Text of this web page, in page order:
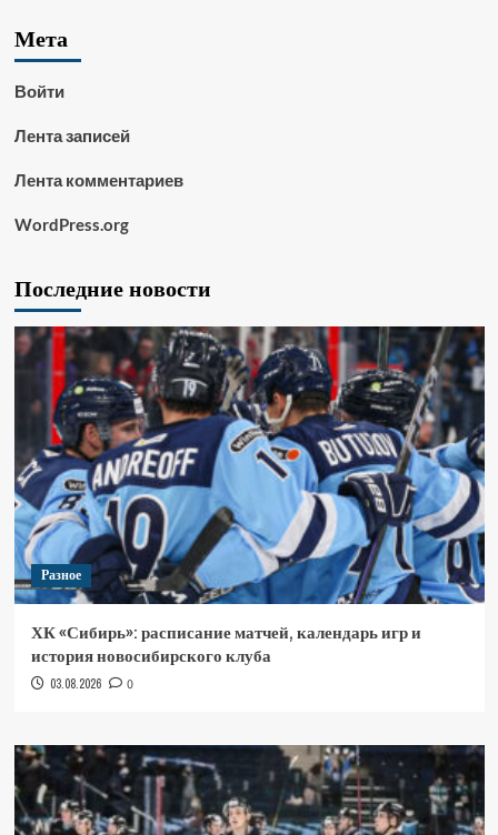
Мета
Войти
Лента записей
Лента комментариев
WordPress.org
Последние новости
Разное
ХК «Сибирь»: расписание матчей, календарь игр и
история новосибирского клуба
03.08.2026 0